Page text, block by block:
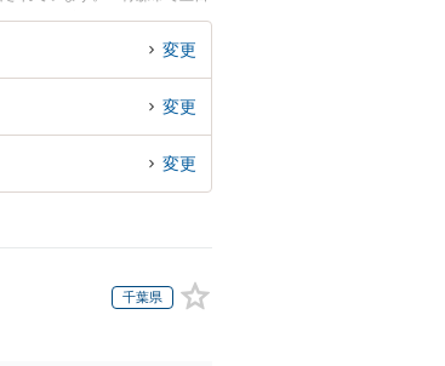
たい』『初回相談無料でM&
変更
変更
変更
千葉県